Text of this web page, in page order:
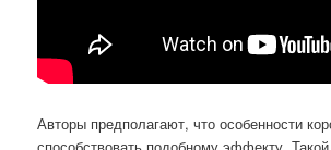
Авторы предполагают, что особенности